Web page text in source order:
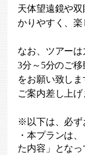
天体望遠鏡や
かりやすく、楽
なお、ツアー
3分～5分のご
をお願い致し
ご案内差し上げ
※以下は、必ず
・本プランは
た内容」とな